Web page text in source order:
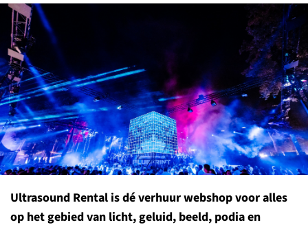
Ultrasound Rental is dé verhuur webshop voor alles
op het gebied van licht, geluid, beeld, podia en